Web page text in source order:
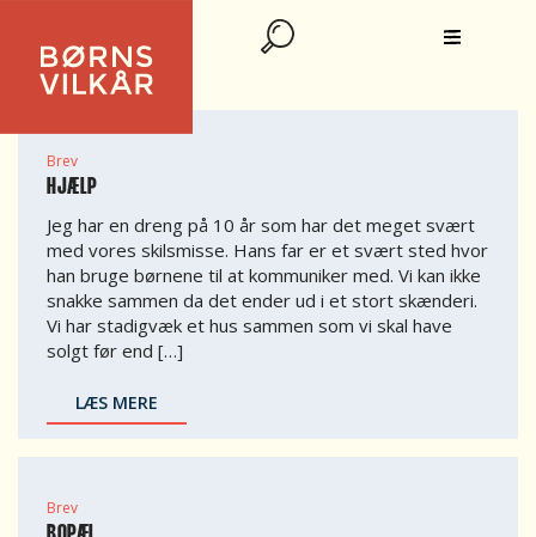
9 - 12 ÅR
Brev
HJÆLP
Jeg har en dreng på 10 år som har det meget svært
med vores skilsmisse. Hans far er et svært sted hvor
han bruge børnene til at kommuniker med. Vi kan ikke
snakke sammen da det ender ud i et stort skænderi.
Vi har stadigvæk et hus sammen som vi skal have
solgt før end […]
LÆS MERE
Brev